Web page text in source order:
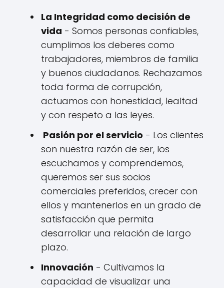
La Integridad como decisión de
vida - Somos personas confiables,
cumplimos los deberes como
trabajadores, miembros de familia
y buenos ciudadanos. Rechazamos
toda forma de corrupción,
actuamos con honestidad, lealtad
y con respeto a las leyes.
Pasión por el servicio - Los clientes
son nuestra razón de ser, los
escuchamos y comprendemos,
queremos ser sus socios
comerciales preferidos, crecer con
ellos y mantenerlos en un grado de
satisfacción que permita
desarrollar una relación de largo
plazo.
Innovación - Cultivamos la
capacidad de visualizar una